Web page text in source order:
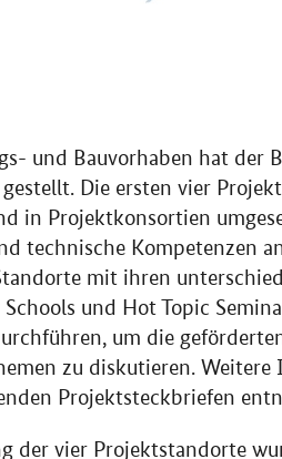
und Bauvorhaben hat der
Die ersten vier
in Projektkonsortien
technische Kompetenzen
mit ihren
und Hot Topic
um die
zu diskutieren.
Projektsteckbriefen
der vier Projektstandorte